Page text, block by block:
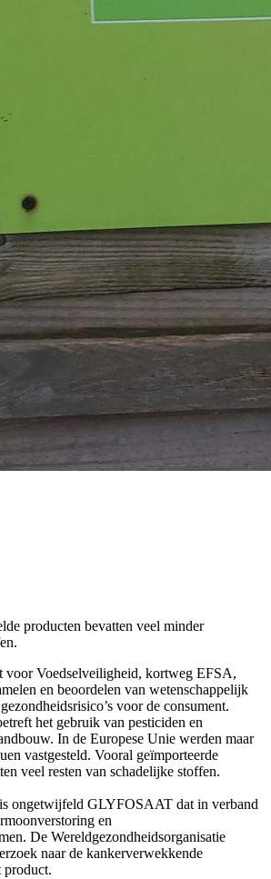
producten bevatten veel minder
voor Voedselveiligheid, kortweg EFSA,
en beoordelen van wetenschappelijk
voor de consument.
het gebruik van pesticiden en
In de Europese Unie werden maar
vastgesteld. Vooral geïmporteerde
veel resten van schadelijke stoffen.
ongetwijfeld GLYFOSAAT dat in verband
en
De Wereldgezondheidsorganisatie
naar de kankerverwekkende
product.